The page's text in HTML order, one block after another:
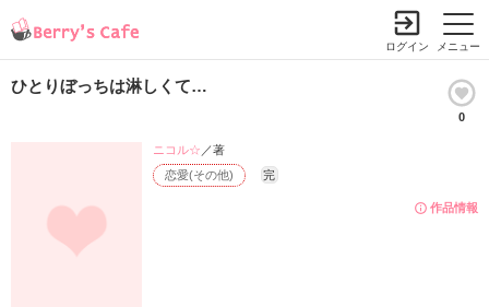
メニュー
ログイン
ひとりぼっちは淋しくて…
0
作品情報
恋愛(その他) 完
ニコル☆ ／著